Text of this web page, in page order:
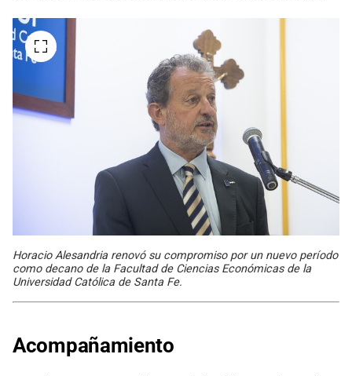
Horacio Alesandria renovó su compromiso por un nuevo período
como decano de la Facultad de Ciencias Económicas de la
Universidad Católica de Santa Fe.
Acompañamiento